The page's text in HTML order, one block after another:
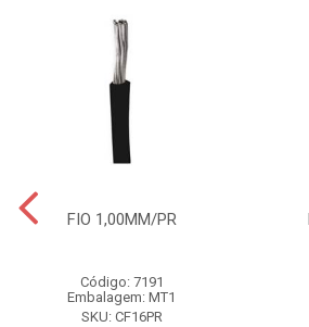
FIO 1,00MM/PR
Código: 7191
Embalagem: MT1
SKU: CF16PR